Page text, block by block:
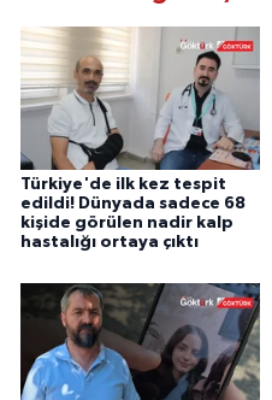
Türkiye'de ilk kez tespit
edildi! Dünyada sadece 68
kişide görülen nadir kalp
hastalığı ortaya çıktı